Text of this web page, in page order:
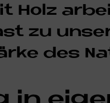
Holz
zu
des